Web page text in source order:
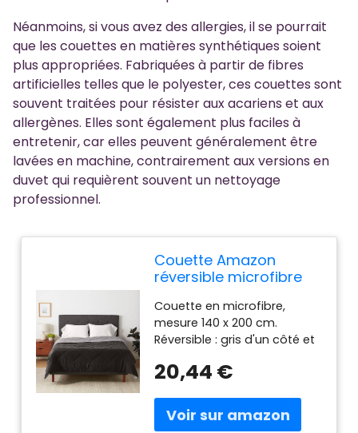
Néanmoins, si vous avez des allergies, il se pourrait
que les couettes en matières synthétiques soient
plus appropriées. Fabriquées à partir de fibres
artificielles telles que le polyester, ces couettes sont
souvent traitées pour résister aux acariens et aux
allergènes. Elles sont également plus faciles à
entretenir, car elles peuvent généralement être
lavées en machine, contrairement aux versions en
duvet qui requièrent souvent un nettoyage
professionnel.
Couette Amazon
réversible microfibre
Couette en microfibre,
mesure 140 x 200 cm.
Réversible : gris d'un côté et
points diamants permet de
d'entretien : lavable en
machine à chaud sur le
20,44 €